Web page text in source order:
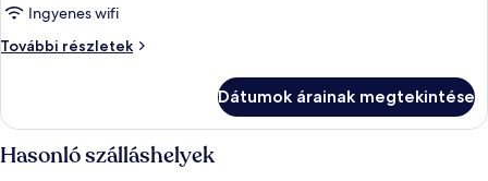
képének
megtekintése:
1
kétszemélyes
ágy,
Ingyenes wifi
További részletek
Standard
ágy,
akadálymentesített
további
Dátumok árainak megtekintése
Hasonló szálláshelyek